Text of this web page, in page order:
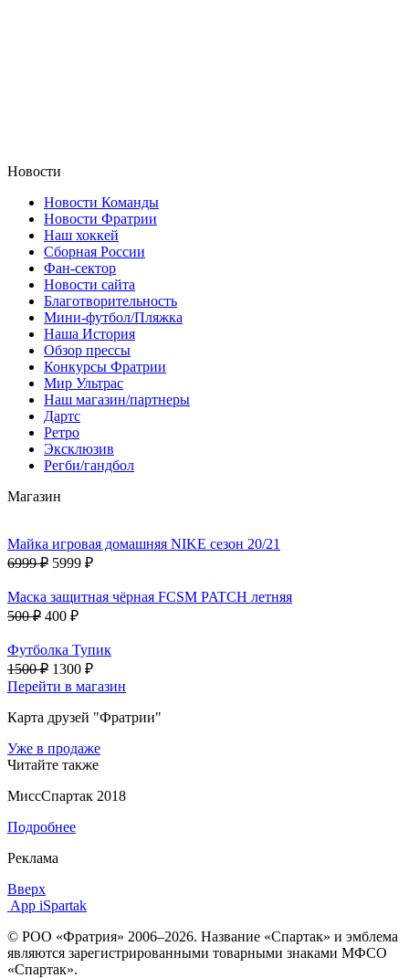
Новости
Новости Команды
Новости Фратрии
Наш хоккей
Сборная России
Фан-cектор
Новости сайта
Благотворительность
Мини-футбол/Пляжка
Наша История
Обзор прессы
Конкурсы Фратрии
Мир Ультрас
Наш магазин/партнеры
Дартс
Ретро
Эксклюзив
Регби/гандбол
Магазин
Майка игровая домашняя NIKE сезон 20/21
6999 ₽ 5999 ₽
Маска защитная чёрная FCSM PATCH летняя
500 ₽ 400 ₽
Футболка Тупик
1500 ₽ 1300 ₽
Перейти в магазин
Карта друзей "Фратрии"
Уже в продаже
Читайте также
МиссСпартак 2018
Подробнее
Реклама
Вверх
App iSpartak
© РОО «Фратрия» 2006–2026. Название «Спартак» и эмблема
являются зарегистрированными товарными знаками МФСО
«Спартак».